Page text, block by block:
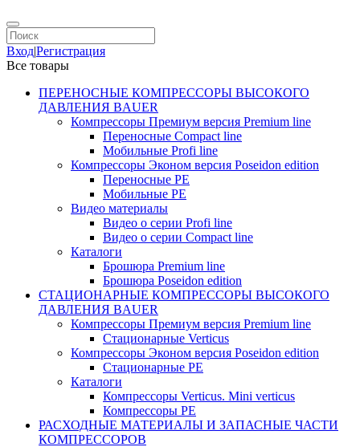
Вход|Регистрация
Все товары
ПЕРЕНОСНЫЕ КОМПРЕССОРЫ ВЫСОКОГО
ДАВЛЕНИЯ BAUER
Компрессоры Премиум версия Premium line
Переносные Compact line
Мобильные Profi line
Компрессоры Эконом версия Poseidon edition
Переносные PE
Мобильные PE
Видео материалы
Видео о серии Profi line
Видео о серии Compact line
Каталоги
Брошюра Premium line
Брошюра Poseidon edition
СТАЦИОНАРНЫЕ КОМПРЕССОРЫ ВЫСОКОГО
ДАВЛЕНИЯ BAUER
Компрессоры Премиум версия Premium line
Стационарные Verticus
Компрессоры Эконом версия Poseidon edition
Стационарные PE
Каталоги
Компрессоры Verticus. Mini verticus
Компрессоры PE
РАСХОДНЫЕ МАТЕРИАЛЫ И ЗАПАСНЫЕ ЧАСТИ
КОМПРЕССОРОВ